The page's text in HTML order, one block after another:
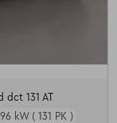
131 AT
96 kW ( 131 PK )